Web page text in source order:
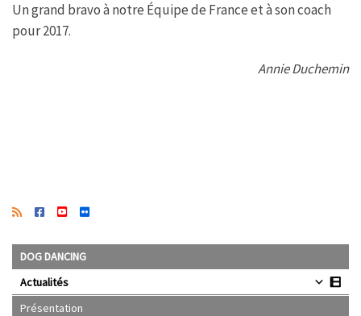
Un grand bravo à notre Équipe de France et à son coach
pour 2017.
Annie Duchemin
DOG DANCING
Actualités
Présentation